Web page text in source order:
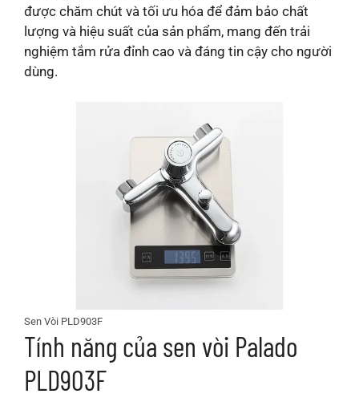
được chăm chút và tối ưu hóa để đảm bảo chất
lượng và hiệu suất của sản phẩm, mang đến trải
nghiệm tắm rửa đỉnh cao và đáng tin cậy cho người
dùng.
Sen Vòi PLD903F
Tính năng của sen vòi Palado
PLD903F